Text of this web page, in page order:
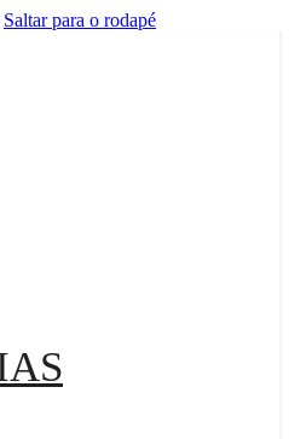
Saltar para o rodapé